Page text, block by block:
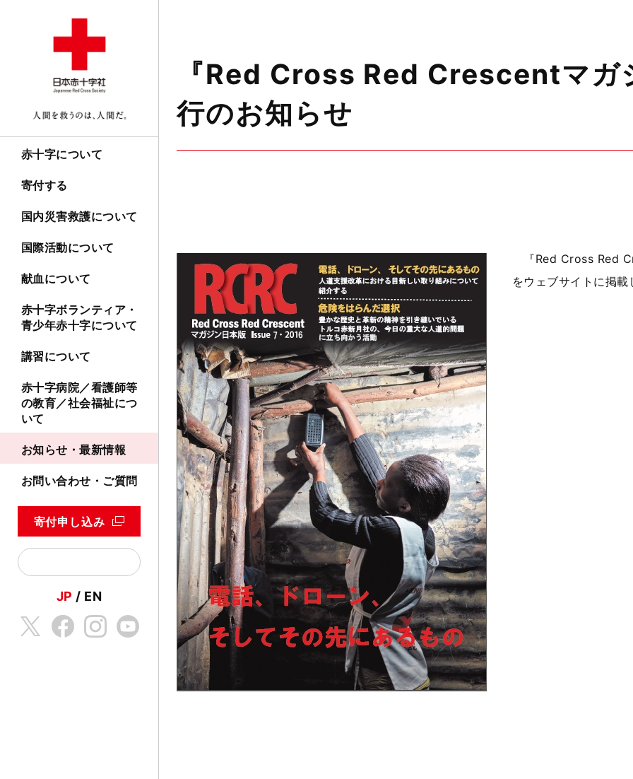
赤十字について
寄付する
国内災害救護について
国際活動について
献血について
赤十字ボランティア・
青少年赤十字について
講習について
赤十字病院／看護師等
の教育／社会福祉につ
いて
お知らせ・最新情報
お問い合わせ・ご質問
寄付申し込み
JP EN
『Red Cross Red Crescentマガ
行のお知らせ
『Red Cross Red
をウェブサイトに掲載